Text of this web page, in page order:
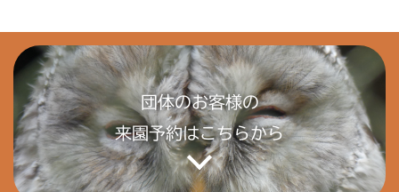
団体のお客様の
来園予約はこちらから